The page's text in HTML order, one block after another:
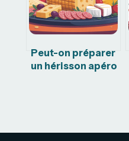
Peut-on préparer
un hérisson apéro